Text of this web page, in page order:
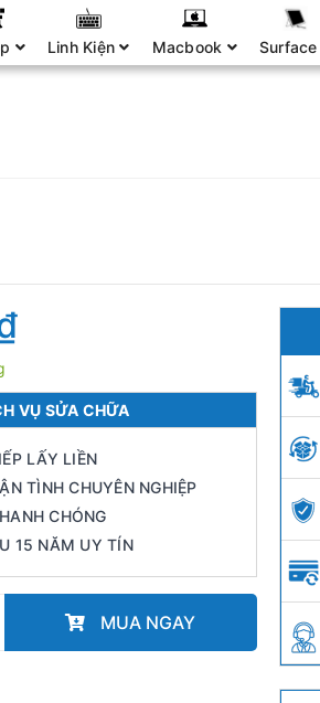
Linh Kiện Macbook Surface
VỤ SỬA CHỮA
LẤY LIỀN
TÌNH CHUYÊN NGHIỆP
CHÓNG
15 NĂM UY TÍN
MUA NGAY